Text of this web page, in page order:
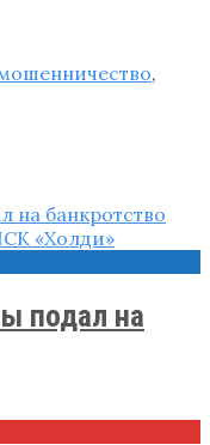
,
подал на